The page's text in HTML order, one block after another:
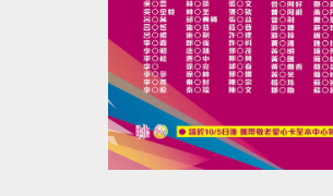
動起來迎接6週年，一起體驗運動的快樂吧！